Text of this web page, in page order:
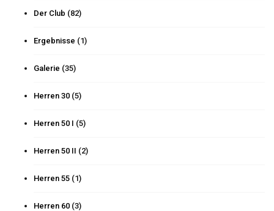
Der Club (82)
Ergebnisse (1)
Galerie (35)
Herren 30 (5)
Herren 50 I (5)
Herren 50 II (2)
Herren 55 (1)
Herren 60 (3)